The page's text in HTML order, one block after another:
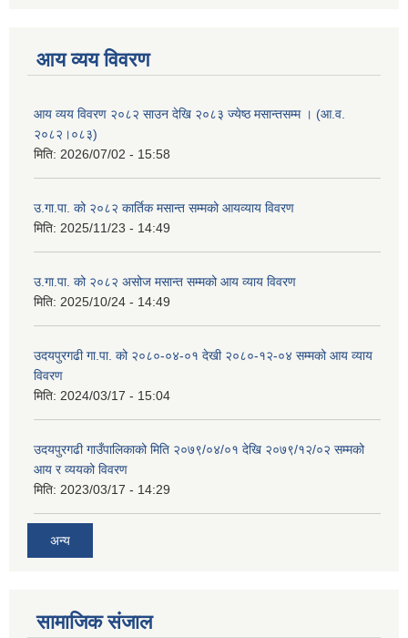
आय व्यय विवरण
आय व्यय विवरण २०८२ साउन देखि २०८३ ज्येष्ठ मसान्तसम्म । (आ.व.
२०८२।०८३)
मिति: 2026/07/02 - 15:58
उ.गा.पा. को २०८२ कार्तिक मसान्त सम्मको आयव्याय विवरण
मिति: 2025/11/23 - 14:49
उ.गा.पा. को २०८२ असोज मसान्त सम्मको आय व्याय विवरण
मिति: 2025/10/24 - 14:49
उदयपुरगढी गा.पा. को २०८०-०४-०१ देखी २०८०-१२-०४ सम्मको आय व्याय
विवरण
मिति: 2024/03/17 - 15:04
उदयपुरगढी गाउँपालिकाको मिति २०७९/०४/०१ देखि २०७९/१२/०२ सम्मको
आय र व्ययको विवरण
मिति: 2023/03/17 - 14:29
अन्य
सामाजिक संजाल